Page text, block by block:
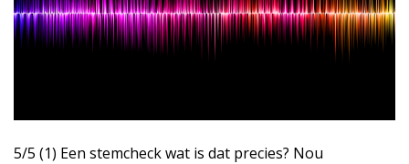
5/5 (1) Een stemcheck wat is dat precies? Nou